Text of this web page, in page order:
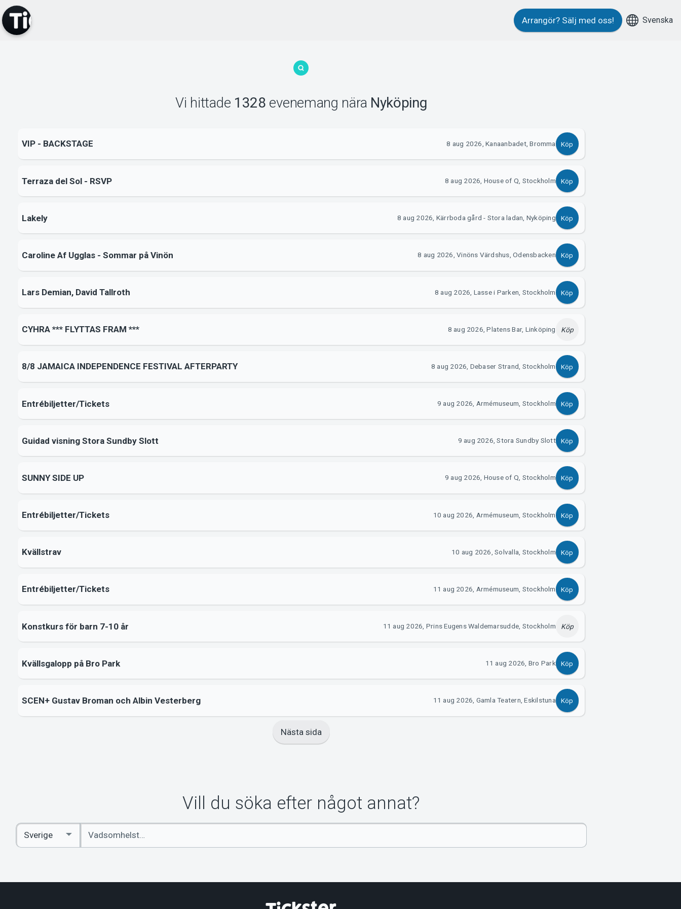
Arrangör? Sälj med oss! Svenska
Vi hittade 1328 evenemang nära Nyköping
VIP - BACKSTAGE 8 aug 2026, Kanaanbadet, Bromma Köp
Terraza del Sol - RSVP 8 aug 2026, House of Q, Stockholm Köp
Lakely 8 aug 2026, Kärrboda gård - Stora ladan, Nyköping Köp
Caroline Af Ugglas - Sommar på Vinön 8 aug 2026, Vinöns Värdshus, Odensbacken Köp
Lars Demian, David Tallroth 8 aug 2026, Lasse i Parken, Stockholm Köp
CYHRA *** FLYTTAS FRAM *** 8 aug 2026, Platens Bar, Linköping Köp
8/8 JAMAICA INDEPENDENCE FESTIVAL AFTERPARTY 8 aug 2026, Debaser Strand, Stockholm Köp
Entrébiljetter/Tickets 9 aug 2026, Armémuseum, Stockholm Köp
Guidad visning Stora Sundby Slott 9 aug 2026, Stora Sundby Slott Köp
SUNNY SIDE UP 9 aug 2026, House of Q, Stockholm Köp
Entrébiljetter/Tickets 10 aug 2026, Armémuseum, Stockholm Köp
Kvällstrav 10 aug 2026, Solvalla, Stockholm Köp
Entrébiljetter/Tickets 11 aug 2026, Armémuseum, Stockholm Köp
Konstkurs för barn 7-10 år 11 aug 2026, Prins Eugens Waldemarsudde, Stockholm Köp
Kvällsgalopp på Bro Park 11 aug 2026, Bro Park Köp
SCEN+ Gustav Broman och Albin Vesterberg 11 aug 2026, Gamla Teatern, Eskilstuna Köp
Nästa sida
Vill du söka efter något annat?
Ange
sökord
Select
Country